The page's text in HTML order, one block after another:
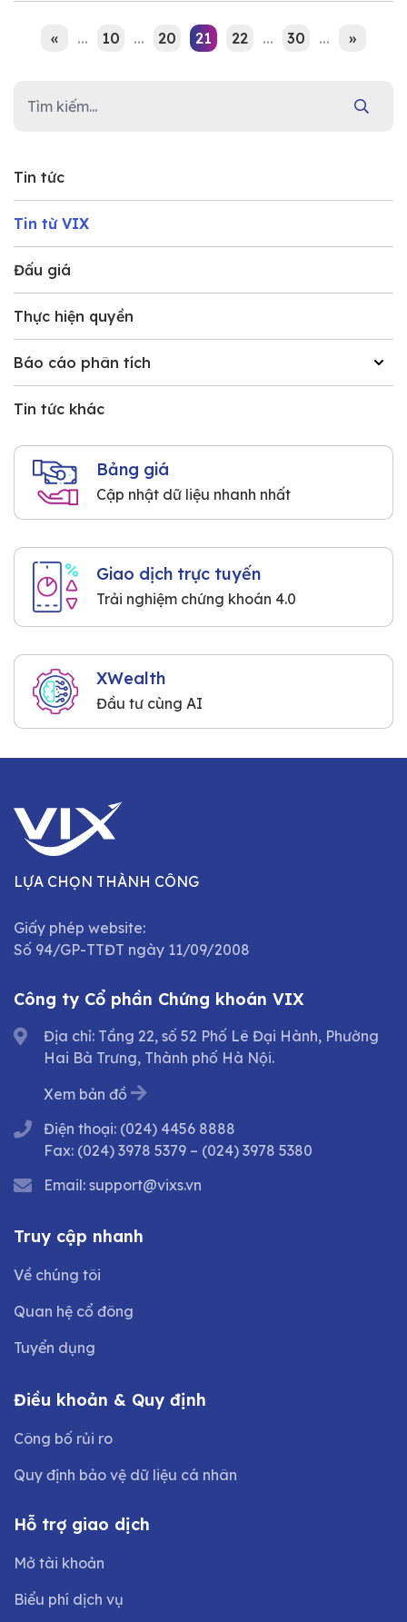
Tin tức
Tin từ VIX
Đấu giá
Thực hiện quyền
Báo cáo phân tích
Tin tức khác
Bảng giá
Cập nhật dữ liệu nhanh nhất
Giao dịch trực tuyến
Trải nghiệm chứng khoán 4.0
XWealth
Đầu tư cùng AI
« ... 10 ... 20 21 22 ... 30 ... »
LỰA CHỌN THÀNH CÔNG
Giấy phép website:
Số 94/GP-TTĐT ngày 11/09/2008
Công ty Cổ phần Chứng khoán VIX
Địa chỉ: Tầng 22, số 52 Phố Lê Đại Hành, Phường
Hai Bà Trưng, Thành phố Hà Nội.
Xem bản đồ
Điện thoại: (024) 4456 8888
Fax: (024) 3978 5379 – (024) 3978 5380
Email: support@vixs.vn
Truy cập nhanh
Về chúng tôi
Quan hệ cổ đông
Tuyển dụng
Điều khoản & Quy định
Công bố rủi ro
Quy định bảo vệ dữ liệu cá nhân
Hỗ trợ giao dịch
Mở tài khoản
Biểu phí dịch vụ